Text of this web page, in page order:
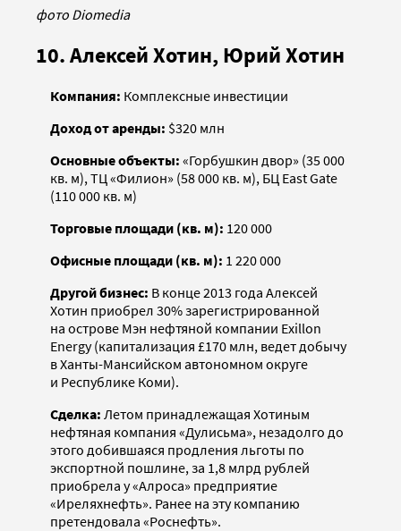
фото Diomedia
10. Алексей Хотин, Юрий Хотин
Компания: Комплексные инвестиции
Доход от аренды: $320 млн
Основные объекты: «Горбушкин двор» (35 000
кв. м), ТЦ «Филион» (58 000 кв. м), БЦ East Gate
(110 000 кв. м)
Торговые площади (кв. м): 120 000
Офисные площади (кв. м): 1 220 000
Другой бизнес: В конце 2013 года Алексей
Хотин приобрел 30% зарегистрированной
на острове Мэн нефтяной компании Exillon
Energy (капитализация £170 млн, ведет добычу
в Ханты-Мансийском автономном округе
и Республике Коми).
Сделка: Летом принадлежащая Хотиным
нефтяная компания «Дулисьма», незадолго до
этого добившаяся продления льготы по
экспортной пошлине, за 1,8 млрд рублей
приобрела у «Алроса» предприятие
«Иреляхнефть». Ранее на эту компанию
претендовала «Роснефть».